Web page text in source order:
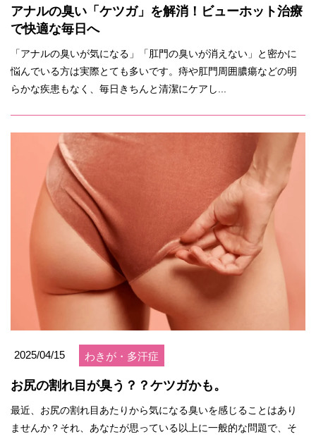
アナルの臭い「ケツガ」を解消！ビューホット治療
で快適な毎日へ
「アナルの臭いが気になる」「肛門の臭いが消えない」と密かに
悩んでいる方は実際とても多いです。痔や肛門周囲膿瘍などの明
らかな疾患もなく、毎日きちんと清潔にケアし...
2025/04/15 わきが・多汗症
お尻の割れ目が臭う？？ケツガかも。
最近、お尻の割れ目あたりから気になる臭いを感じることはあり
ませんか？それ、あなたが思っている以上に一般的な問題で、そ